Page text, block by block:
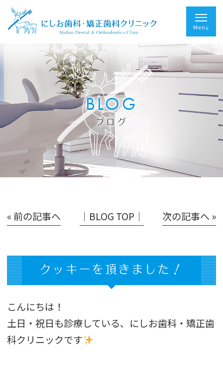
BLOG
ブログ
« 前の記事へ │BLOG TOP│ 次の記事へ »
クッキーを頂きました！
こんにちは！
土日・祝日も診療している、にしお歯科・矯正歯
科クリニックです